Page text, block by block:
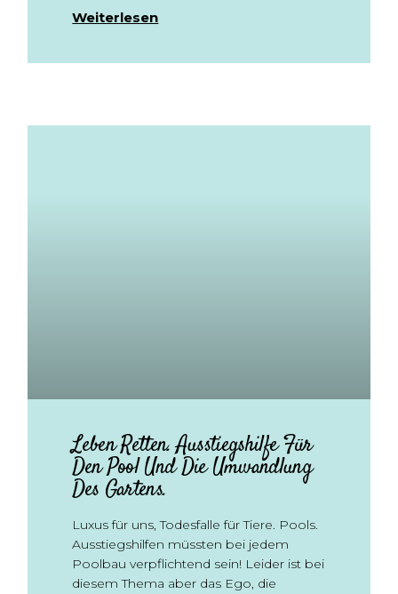
Weiterlesen
Leben Retten. Ausstiegshilfe Für
Den Pool Und Die Umwandlung
Des Gartens.
Luxus für uns, Todesfalle für Tiere. Pools.
Ausstiegshilfen müssten bei jedem
Poolbau verpflichtend sein! Leider ist bei
diesem Thema aber das Ego, die